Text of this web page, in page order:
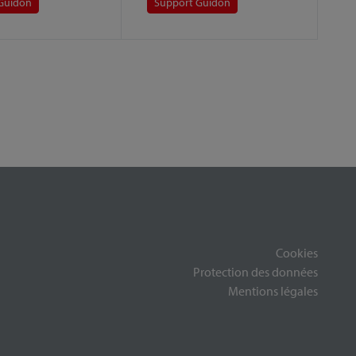
Cookies
Protection des données
Mentions légales